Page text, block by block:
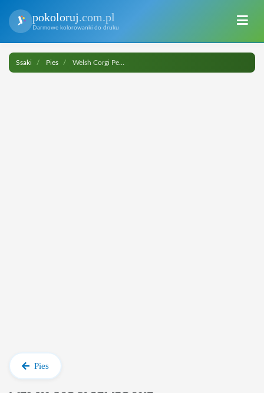
pokoloruj.com.pl
Darmowe kolorowanki do druku
Ssaki Pies Welsh Corgi Pembroke do druku
Pies